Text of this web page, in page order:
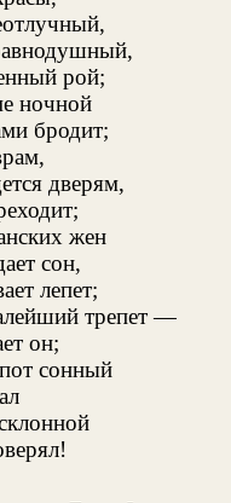
рой;
ночной
бродит;
дверям,
жен
сон,
лепет;
трепет —
он;
сонный